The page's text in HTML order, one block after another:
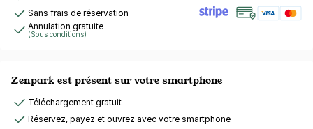
Sans frais de réservation
Annulation gratuite
(Sous conditions)
Zenpark est présent sur votre smartphone
Téléchargement gratuit
Réservez, payez et ouvrez avec votre smartphone